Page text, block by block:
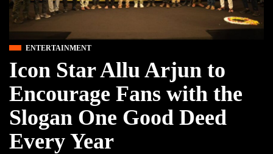
ENTERTAINMENT
Icon Star Allu Arjun to
Encourage Fans with the
Slogan One Good Deed
Every Year